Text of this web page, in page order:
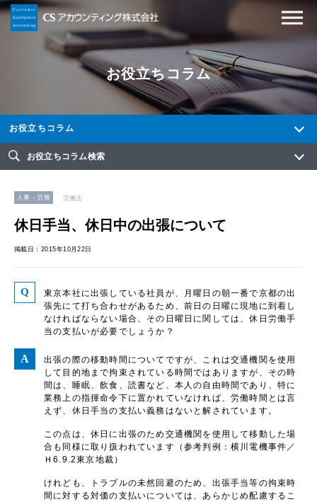
お役立ちコラム
お役立ちコラム
お役立ちコラム検索
人事・労務 労働法
休日手当、休日中の出張について
掲載日：2015年10月22日
東京本社に出張している社員が、月曜日の朝一番で京都の出
張先にて打ち合わせがあるため、前日の日曜に現地に到着し
なければならない場合、その日曜日に関しては、休日労働手
当の支払いが必要でしょうか？
出張の際の移動時間についてですが、これは交通機関を使用
して目的地まで拘束されている時間ではありますが、その時
間は、睡眠、飲食、読書など、本人の自由時間であり、特に
業務上の指揮命令下に置かれていなければ、労働時間とは言
えず、休日手当の支払い義務はないと解されています。
この点は、休日に出張のため交通機関を使用して移動した場
合も同様に取り扱われています（参考判例：横川電機事件／
Ｈ6.9.2東京地裁）
けれども、トラブルの未然回避のため、出張手当等の拘束時
間に対する対価の支払いについては、あらかじめ配慮するこ